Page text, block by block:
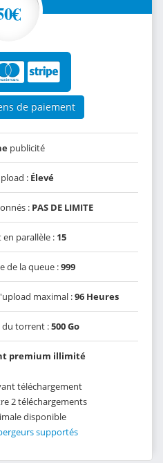
de paiement
publicité
: Élevé
: PAS DE LIMITE
parallèle : 15
de la queue :999
maximal :96 Heures
du torrent :500 Go
premium illimité
téléchargement
2 téléchargements
disponible
supportés